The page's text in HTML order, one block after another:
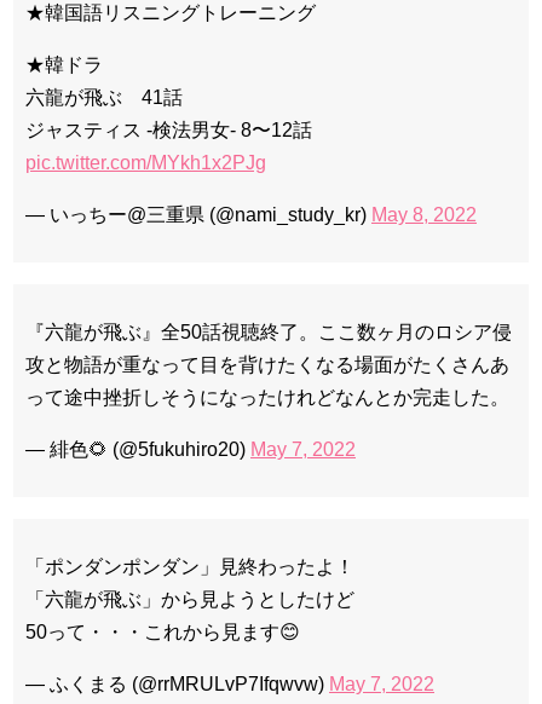
★韓国語リスニングトレーニング
★韓ドラ
六龍が飛ぶ 41話
ジャスティス -検法男女- 8〜12話
pic.twitter.com/MYkh1x2PJg
— いっちー@三重県 (@nami_study_kr) May 8, 2022
『六龍が飛ぶ』全50話視聴終了。ここ数ヶ月のロシア侵
攻と物語が重なって目を背けたくなる場面がたくさんあ
って途中挫折しそうになったけれどなんとか完走した。
— 緋色🌻 (@5fukuhiro20) May 7, 2022
「ポンダンポンダン」見終わったよ！
「六龍が飛ぶ」から見ようとしたけど
50って・・・これから見ます😊
— ふくまる (@rrMRULvP7Ifqwvw) May 7, 2022